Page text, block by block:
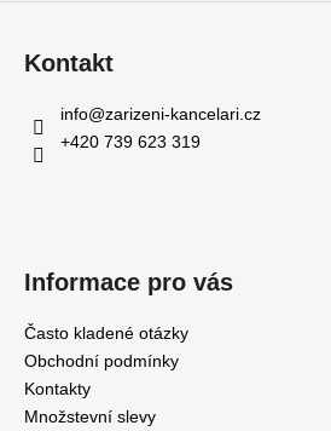
Kontakt
info@zarizeni-kancelari.cz
+420 739 623 319
Informace pro vás
Často kladené otázky
Obchodní podmínky
Kontakty
Množstevní slevy